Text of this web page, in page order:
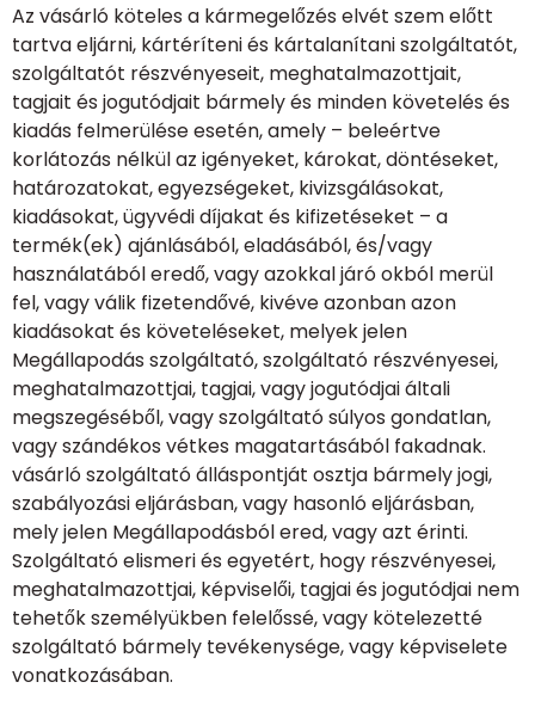
Az vásárló köteles a kármegelőzés elvét szem előtt
tartva eljárni, kártéríteni és kártalanítani szolgáltatót,
szolgáltatót részvényeseit, meghatalmazottjait,
tagjait és jogutódjait bármely és minden követelés és
kiadás felmerülése esetén, amely – beleértve
korlátozás nélkül az igényeket, károkat, döntéseket,
határozatokat, egyezségeket, kivizsgálásokat,
kiadásokat, ügyvédi díjakat és kifizetéseket – a
termék(ek) ajánlásából, eladásából, és/vagy
használatából eredő, vagy azokkal járó okból merül
fel, vagy válik fizetendővé, kivéve azonban azon
kiadásokat és követeléseket, melyek jelen
Megállapodás szolgáltató, szolgáltató részvényesei,
meghatalmazottjai, tagjai, vagy jogutódjai általi
megszegéséből, vagy szolgáltató súlyos gondatlan,
vagy szándékos vétkes magatartásából fakadnak.
vásárló szolgáltató álláspontját osztja bármely jogi,
szabályozási eljárásban, vagy hasonló eljárásban,
mely jelen Megállapodásból ered, vagy azt érinti.
Szolgáltató elismeri és egyetért, hogy részvényesei,
meghatalmazottjai, képviselői, tagjai és jogutódjai nem
tehetők személyükben felelőssé, vagy kötelezetté
szolgáltató bármely tevékenysége, vagy képviselete
vonatkozásában.